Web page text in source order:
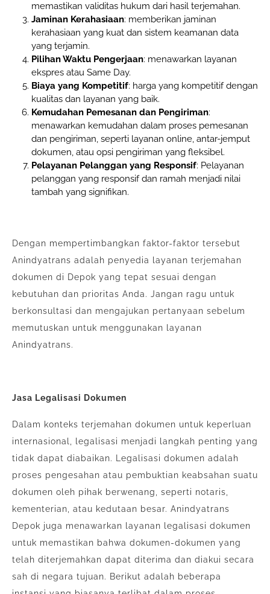
memastikan validitas hukum dari hasil terjemahan.
Jaminan Kerahasiaan: memberikan jaminan
kerahasiaan yang kuat dan sistem keamanan data
yang terjamin.
Pilihan Waktu Pengerjaan: menawarkan layanan
ekspres atau Same Day.
Biaya yang Kompetitif: harga yang kompetitif dengan
kualitas dan layanan yang baik.
Kemudahan Pemesanan dan Pengiriman:
menawarkan kemudahan dalam proses pemesanan
dan pengiriman, seperti layanan online, antar-jemput
dokumen, atau opsi pengiriman yang fleksibel.
Pelayanan Pelanggan yang Responsif: Pelayanan
pelanggan yang responsif dan ramah menjadi nilai
tambah yang signifikan.
Dengan mempertimbangkan faktor-faktor tersebut
Anindyatrans adalah penyedia layanan terjemahan
dokumen di Depok yang tepat sesuai dengan
kebutuhan dan prioritas Anda. Jangan ragu untuk
berkonsultasi dan mengajukan pertanyaan sebelum
memutuskan untuk menggunakan layanan
Anindyatrans.
Jasa Legalisasi Dokumen
Dalam konteks terjemahan dokumen untuk keperluan
internasional, legalisasi menjadi langkah penting yang
tidak dapat diabaikan. Legalisasi dokumen adalah
proses pengesahan atau pembuktian keabsahan suatu
dokumen oleh pihak berwenang, seperti notaris,
kementerian, atau kedutaan besar. Anindyatrans
Depok juga menawarkan layanan legalisasi dokumen
untuk memastikan bahwa dokumen-dokumen yang
telah diterjemahkan dapat diterima dan diakui secara
sah di negara tujuan. Berikut adalah beberapa